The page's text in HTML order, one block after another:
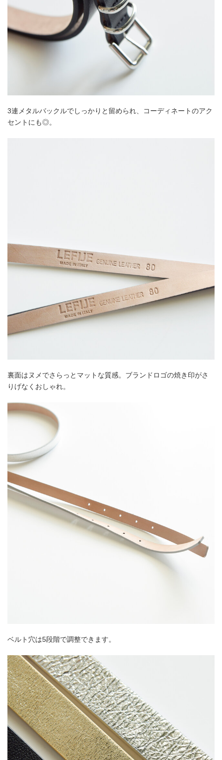
3連メタルバックルでしっかりと留められ、コーディネートのアク
セントにも◎。
裏面はヌメでさらっとマットな質感。ブランドロゴの焼き印がさ
りげなくおしゃれ。
ベルト穴は5段階で調整できます。